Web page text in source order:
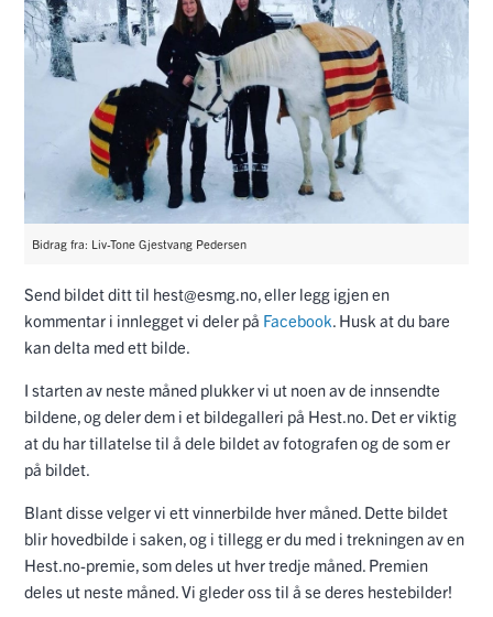
Bidrag fra: Liv-Tone Gjestvang Pedersen
Send bildet ditt til hest@esmg.no, eller legg igjen en
kommentar i innlegget vi deler på Facebook. Husk at du bare
kan delta med ett bilde.
I starten av neste måned plukker vi ut noen av de innsendte
bildene, og deler dem i et bildegalleri på Hest.no. Det er viktig
at du har tillatelse til å dele bildet av fotografen og de som er
på bildet.
Blant disse velger vi ett vinnerbilde hver måned. Dette bildet
blir hovedbilde i saken, og i tillegg er du med i trekningen av en
Hest.no-premie, som deles ut hver tredje måned. Premien
deles ut neste måned. Vi gleder oss til å se deres hestebilder!